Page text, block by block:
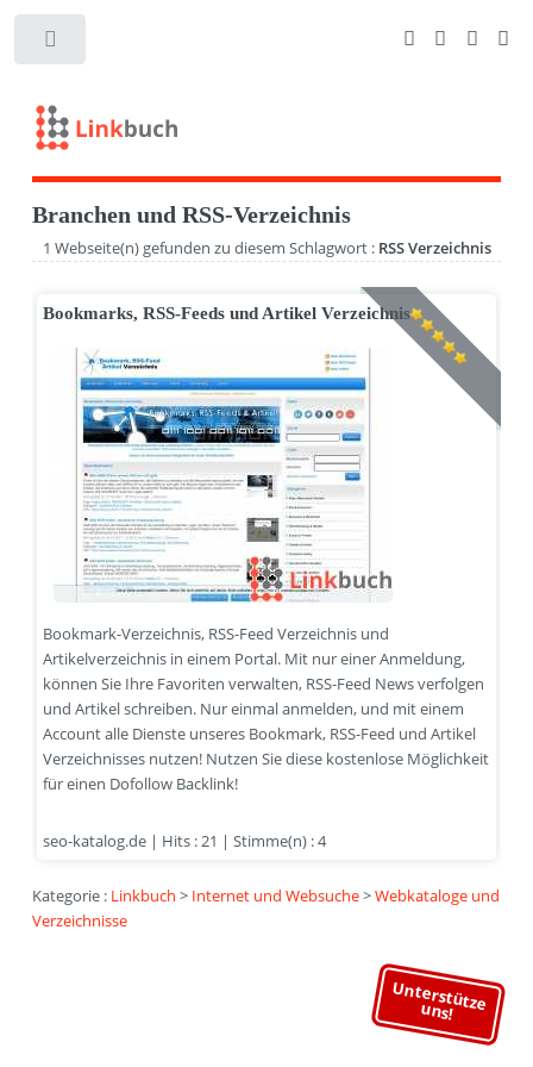
Unterstütze
uns!
Branchen und RSS-Verzeichnis
1 Webseite(n) gefunden zu diesem Schlagwort : RSS Verzeichnis
Bookmarks, RSS-Feeds und Artikel Verzeichnis
Bookmark-Verzeichnis, RSS-Feed Verzeichnis und
Artikelverzeichnis in einem Portal. Mit nur einer Anmeldung,
können Sie Ihre Favoriten verwalten, RSS-Feed News verfolgen
und Artikel schreiben. Nur einmal anmelden, und mit einem
Account alle Dienste unseres Bookmark, RSS-Feed und Artikel
Verzeichnisses nutzen! Nutzen Sie diese kostenlose Möglichkeit
für einen Dofollow Backlink!
seo-katalog.de | Hits : 21 | Stimme(n) : 4
Kategorie : Linkbuch > Internet und Websuche>Webkataloge und
Verzeichnisse